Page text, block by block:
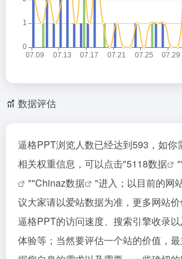
数据评估
逼格PPT浏览人数已经达到593，如你
相关权重信息，可以点击"5118数据
""Chinaz数据
"进入；以目前的网
议大家请以爱站数据为准，更多网站价
逼格PPT的访问速度、搜索引擎收录
体验等；当然要评估一个站的价值，